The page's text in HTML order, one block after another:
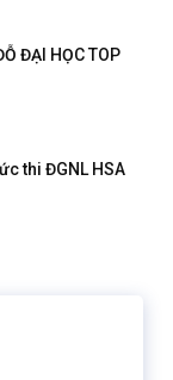
ĐẠI HỌC TOP
thi ĐGNL HSA